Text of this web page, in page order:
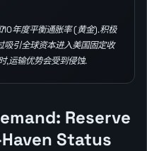
年度平衡通胀率 (黄金).积极
引全球资本进入美国固定收
,运输优势会受到侵蚀.
Reserve
Status